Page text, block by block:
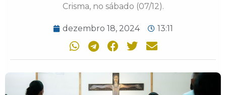
Crisma, no sábado (07/12).
dezembro 18, 2024 13:11